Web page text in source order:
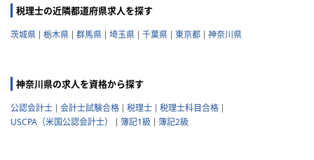
税理士の近隣都道府県求人を探す
茨城県 栃木県 群馬県 埼玉県 千葉県 東京都 神奈川県
神奈川県の求人を資格から探す
公認会計士 会計士試験合格 税理士
税理士科目合格
USCPA（米国公認会計士）
簿記1級 簿記2級